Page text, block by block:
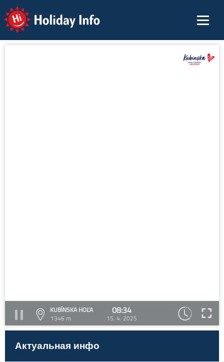
Holiday Info
KUBÍNSKA HOĽA
1346 m
08:34
15. 4. 2025
Актуальная инфо